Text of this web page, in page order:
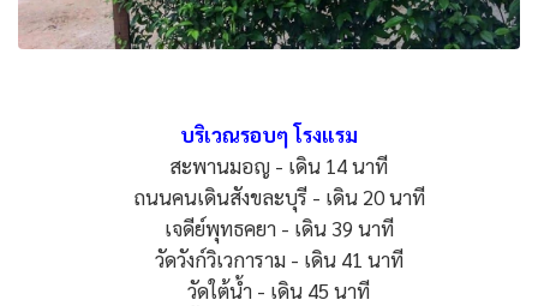
บริเวณรอบๆ โรงแรม
สะพานมอญ - เดิน 14 นาที
ถนนคนเดินสังขละบุรี - เดิน 20 นาที
เจดีย์พุทธคยา - เดิน 39 นาที
วัดวังก์วิเวการาม - เดิน 41 นาที
วัดใต้น้ำ - เดิน 45 นาที